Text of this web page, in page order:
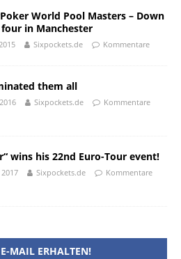
World Pool Masters – Down
in Manchester
Sixpockets.de
Kommentare
them all
Sixpockets.de
Kommentare
wins his 22nd Euro-Tour event!
Sixpockets.de
Kommentare
MAIL ERHALTEN!